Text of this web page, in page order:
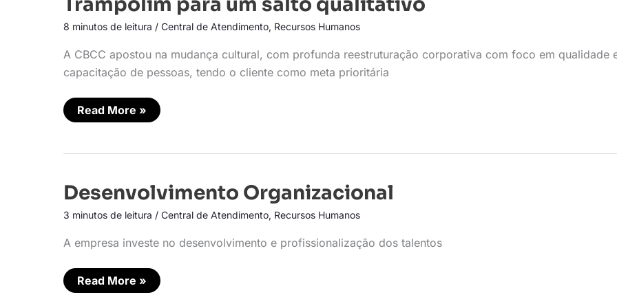
8 minutos de leitura / Central de Atendimento, Recursos Humanos
A CBCC apostou na mudança cultural, com profunda reestruturação corporativa com foco em qualidade
capacitação de pessoas, tendo o cliente como meta prioritária
para
um
salto
Read More »
Desenvolvimento Organizacional
3 minutos de leitura / Central de Atendimento, Recursos Humanos
A empresa investe no desenvolvimento e profissionalização dos talentos
Desenvolvimento
Organizacional
Read More »